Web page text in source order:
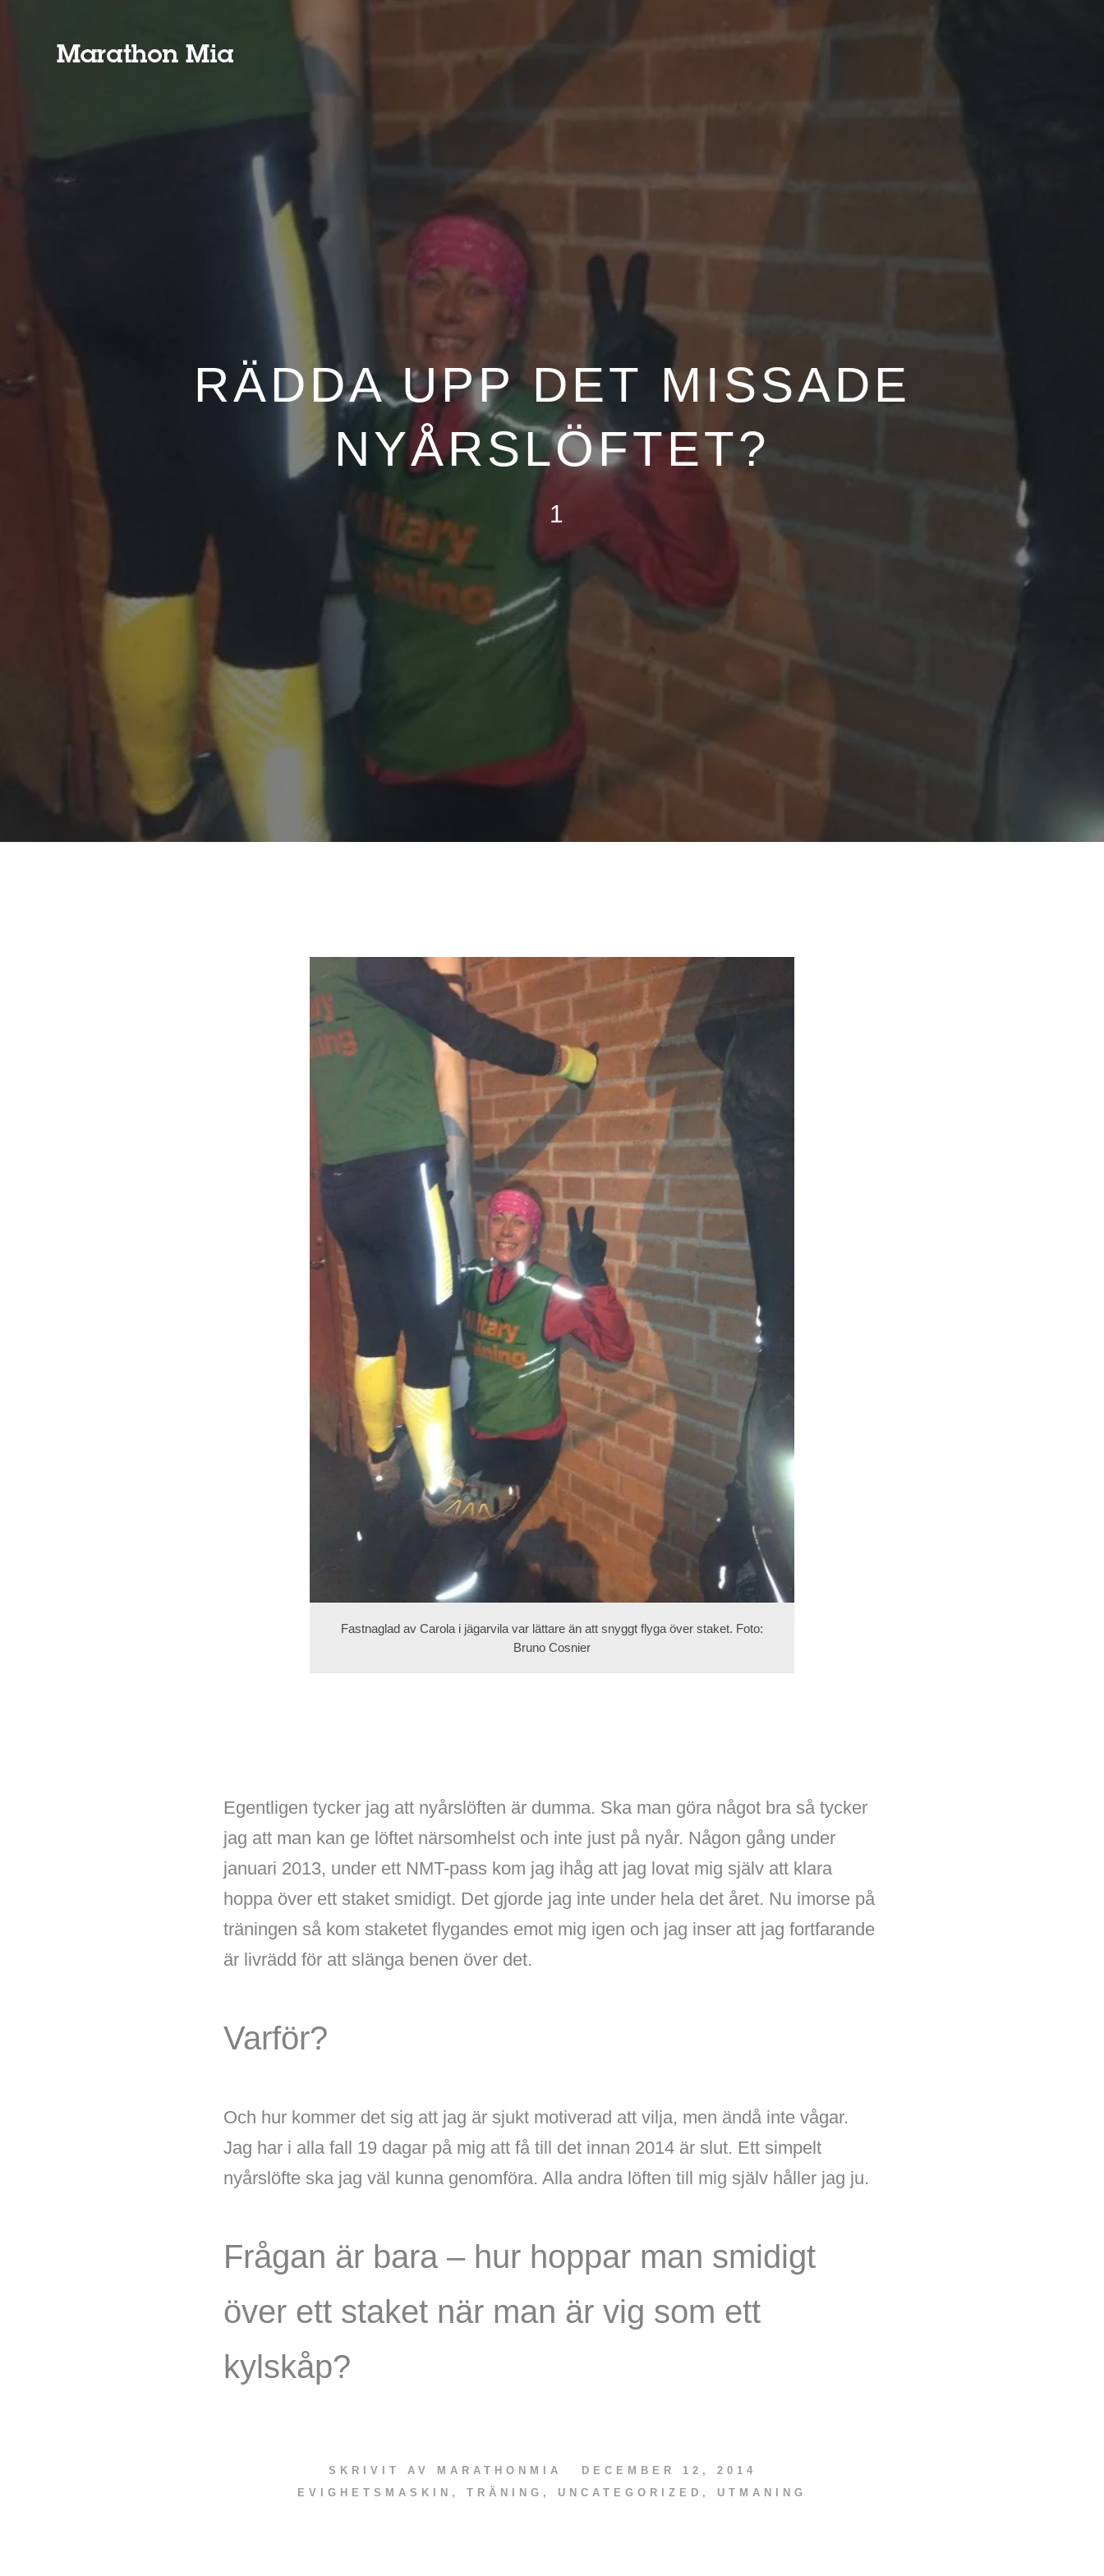
RÄDDA UPP DET MISSADE
NYÅRSLÖFTET?
1
Fastnaglad av Carola i jägarvila var lättare än att snyggt flyga över staket. Foto:
Bruno Cosnier
Egentligen tycker jag att nyårslöften är dumma. Ska man göra något bra så tycker
jag att man kan ge löftet närsomhelst och inte just på nyår. Någon gång under
januari 2013, under ett NMT-pass kom jag ihåg att jag lovat mig själv att klara
hoppa över ett staket smidigt. Det gjorde jag inte under hela det året. Nu imorse på
träningen så kom staketet flygandes emot mig igen och jag inser att jag fortfarande
är livrädd för att slänga benen över det.
Varför?
Och hur kommer det sig att jag är sjukt motiverad att vilja, men ändå inte vågar.
Jag har i alla fall 19 dagar på mig att få till det innan 2014 är slut. Ett simpelt
nyårslöfte ska jag väl kunna genomföra. Alla andra löften till mig själv håller jag ju.
Frågan är bara – hur hoppar man smidigt
över ett staket när man är vig som ett
kylskåp?
SKRIVIT AV MARATHONMIA
DECEMBER 12, 2014
EVIGHETSMASKIN , TRÄNING , UNCATEGORIZED , UTMANING